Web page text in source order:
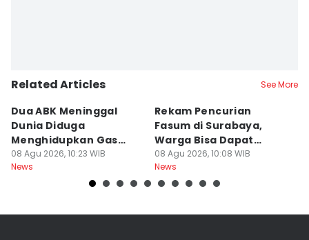
Related Articles See More
Dua ABK Meninggal
Dunia Diduga
Menghidupkan Gas
Beracun di Kapal
08 Agu 2026, 10:23 WIB
News
Rekam Pencurian
Fasum di Surabaya,
Warga Bisa Dapat
Rp300 Ribu
08 Agu 2026, 10:08 WIB
News